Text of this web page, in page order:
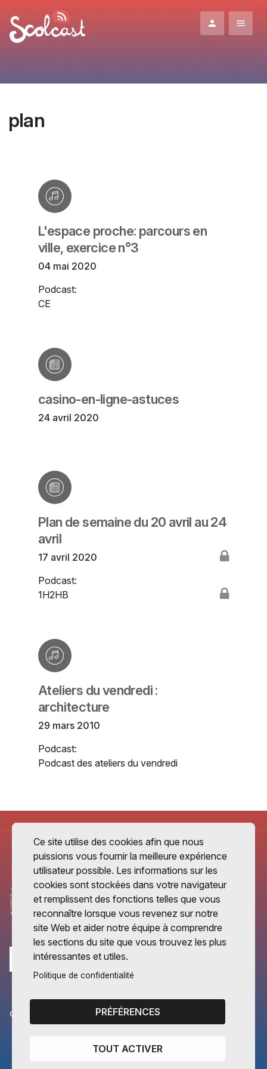
plan
L'espace proche: parcours en
ville, exercice n°3
04 mai 2020
Podcast:
CE
casino-en-ligne-astuces
24 avril 2020
Plan de semaine du 20 avril au 24
avril
17 avril 2020
Podcast:
1H2HB
Ateliers du vendredi :
architecture
29 mars 2010
Podcast:
Podcast des ateliers du vendredi
CANTONS PARTENAIRES
Vaud
Ce site utilise des cookies afin que nous
puissions vous fournir la meilleure expérience
utilisateur possible. Les informations sur les
cookies sont stockées dans votre navigateur
et remplissent des fonctions telles que vous
reconnaître lorsque vous revenez sur notre
site Web et aider notre équipe à comprendre
les sections du site que vous trouvez les plus
intéressantes et utiles.
Politique de confidentialité
PRÉFÉRENCES
TOUT ACTIVER